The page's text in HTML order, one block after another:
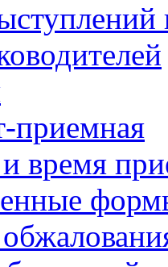
приемная
время